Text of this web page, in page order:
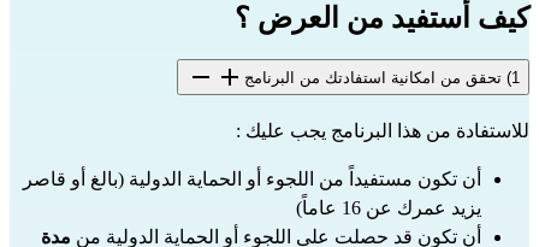
كيف أستفيد من العرض ؟
1) تحقق من امكانية استفادتك من البرنامج
للاستفادة من هذا البرنامج يجب عليك :
أن تكون مستفيداً من اللجوء أو الحماية الدولية (بالغ أو قاصر
يزيد عمرك عن 16 عاماً)
أن تكون قد حصلت على اللجوء أو الحماية الدولية من مدة